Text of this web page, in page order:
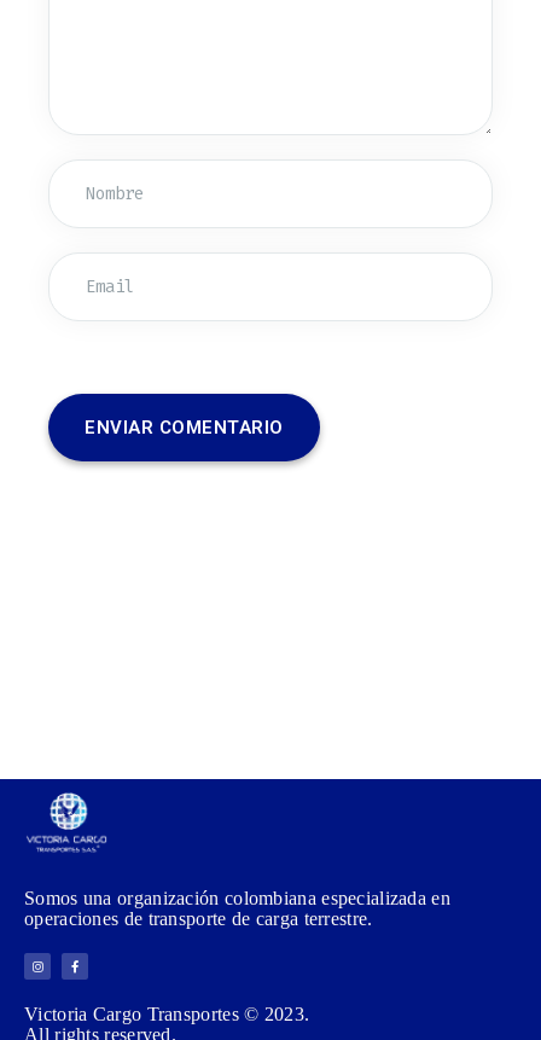
Somos una organización colombiana especializada en
operaciones de transporte de carga terrestre.
Victoria Cargo Transportes © 2023.
All rights reserved.